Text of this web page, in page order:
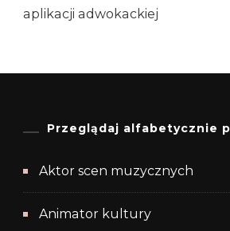
aplikacji adwokackiej
Przeglądaj alfabetycznie
Aktor scen muzycznych
Animator kultury